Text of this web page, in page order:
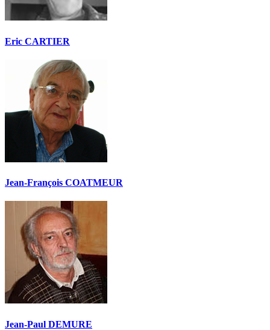
Eric CARTIER
Jean-François COATMEUR
Jean-Paul DEMURE